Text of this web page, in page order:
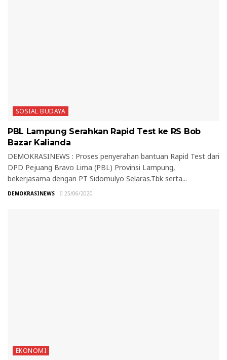
SOSIAL BUDAYA
PBL Lampung Serahkan Rapid Test ke RS Bob
Bazar Kalianda
DEMOKRASINEWS : Proses penyerahan bantuan Rapid Test dari
DPD Pejuang Bravo Lima (PBL) Provinsi Lampung,
bekerjasama dengan PT Sidomulyo Selaras.Tbk serta...
DEMOKRASINEWS 25/06/2020
EKONOMI